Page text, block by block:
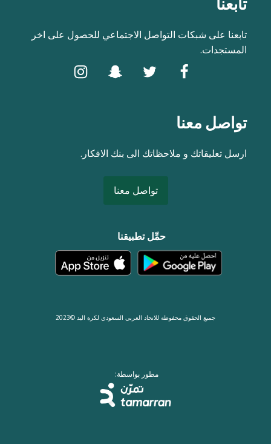
تابعنا على شبكات التواصل الاجتماعي للحصول على اخر
المستجدات.
تواصل معنا
ارسل تعليقاتك و ملاحظاتك الى بنك الافكار.
تواصل معنا
حمِّل تطبيقنا
جميع الحقوق محفوظة للاتحاد العربي السعودي لكرة اليد ©2023
مطور بواسطة: